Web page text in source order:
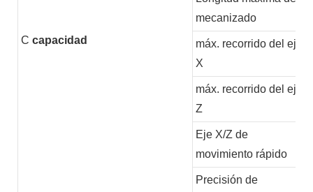
C capacidad
mecanizado
máx. recorrido del eje
X
máx. recorrido del eje
Z
Eje X/Z de
movimiento rápido
Precisión de